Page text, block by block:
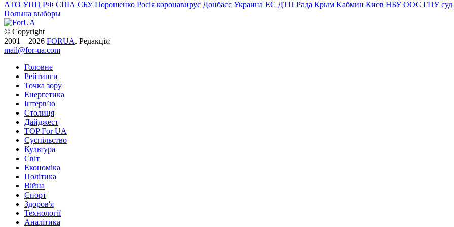
АТО УПЦ РФ США СБУ Порошенко Росія коронавирус Донбасс Украина ЕС ДТП Рада Крым Кабмин Киев НБУ ООС ГПУ суд
Польша выборы
© Copyright
2001—2026 FORUA. Редакція:
mail@for-ua.com
Головне
Рейтинги
Точка зору
Енергетика
Інтерв’ю
Столиця
Дайджест
TOP For UA
Суспiльство
Культура
Світ
Економіка
Політика
Війна
Спорт
Здоров'я
Технології
Аналітика